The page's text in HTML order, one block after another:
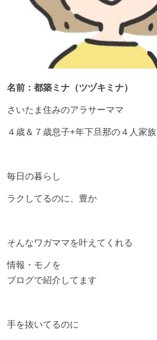
名前：都築ミナ（ツヅキミナ）
さいたま住みのアラサーママ
４歳＆７歳息子+年下旦那の４人家族
毎日の暮らし
ラクしてるのに、豊か
そんなワガママを叶えてくれる
情報・モノを
ブログで紹介してます
手を抜いてるのに